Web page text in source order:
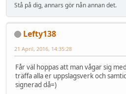
Stå på dig, annars gör nån annan det.
Lefty138
21 April, 2016, 14:35:28
Får väl hoppas att man vågar sig
träffa alla er uppslagsverk och
signerad då=)